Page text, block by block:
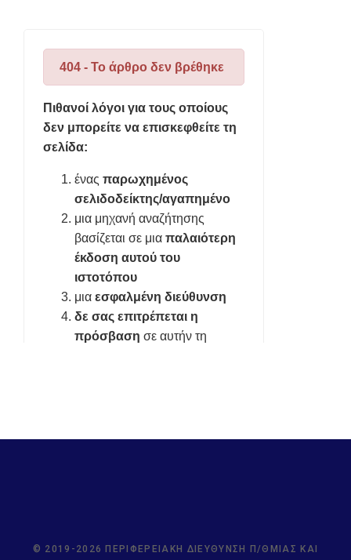
© 2019-2026 ΠΕΡΙΦΕΡΕΙΑΚΉ ΔΙΕΎΘΥΝΣΗ Π/ΘΜΙΑΣ ΚΑΙ